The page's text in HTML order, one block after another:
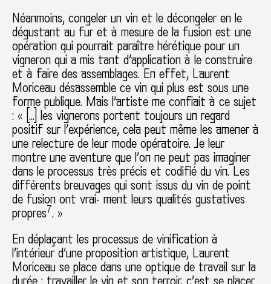
Néanmoins, congeler un vin et le décongeler en le
dégustant au fur et à mesure de la fusion est une
opération qui pourrait paraître hérétique pour un
vigneron qui a mis tant d’application à le construire
et à faire des assemblages. En effet, Laurent
Moriceau désassemble ce vin qui plus est sous une
forme publique. Mais l’artiste me confiait à ce sujet
: « […] les vignerons portent toujours un regard
positif sur l’expérience, cela peut même les amener à
une relecture de leur mode opératoire. Je leur
montre une aventure que l’on ne peut pas imaginer
dans le processus très précis et codifié du vin. Les
différents breuvages qui sont issus du vin de point
de fusion ont vrai- ment leurs qualités gustatives
propres7. »
En déplaçant les processus de vinification à
l’intérieur d’une proposition artistique, Laurent
Moriceau se place dans une optique de travail sur la
durée : travailler le vin et son terroir, c’est se placer